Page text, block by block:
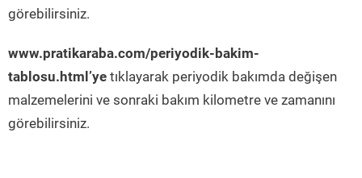
görebilirsiniz.
www.pratikaraba.com/periyodik-bakim-
tablosu.html’ye tıklayarak periyodik bakımda değişen
malzemelerini ve sonraki bakım kilometre ve zamanını
görebilirsiniz.